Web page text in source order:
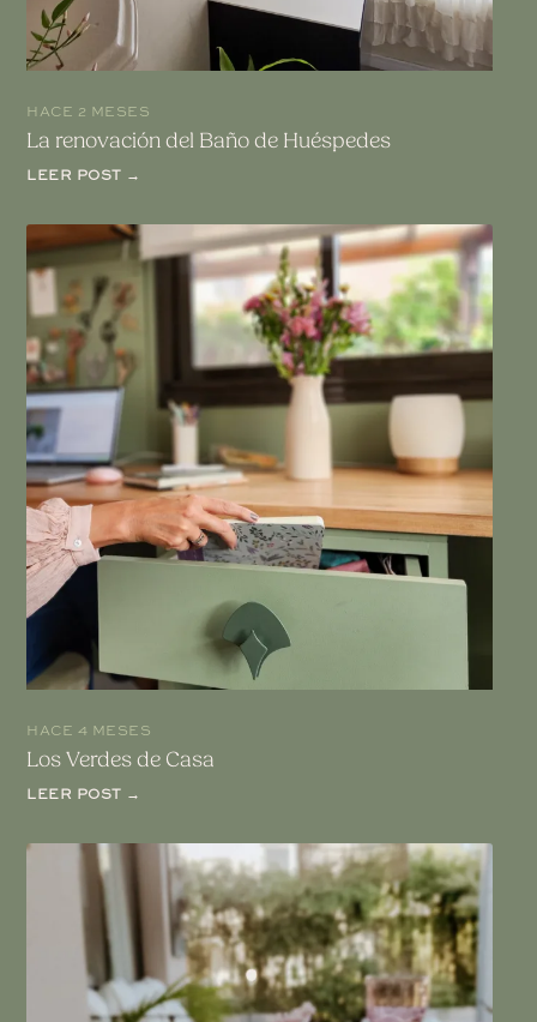
HACE 2 MESES
La renovación del Baño de Huéspedes
LEER POST →
HACE 4 MESES
Los Verdes de Casa
LEER POST →